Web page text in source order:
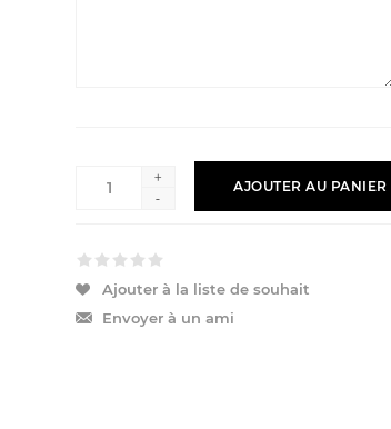
+
-
AJOUTER AU PANIER
Ajouter à la liste de souhait
Envoyer à un ami